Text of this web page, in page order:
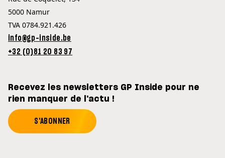
5000 Namur
TVA 0784.921.426
info@gp-inside.be
+32 (0)81 20 83 97
Recevez les newsletters GP Inside pour ne
rien manquer de l'actu !
S'ABONNER